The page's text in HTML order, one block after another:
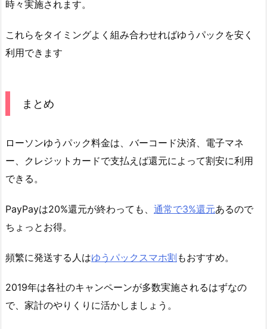
時々実施されます。
これらをタイミングよく組み合わせればゆうパックを安く
利用できます
まとめ
ローソンゆうパック料金は、バーコード決済、電子マネ
ー、クレジットカードで支払えば還元によって割安に利用
できる。
PayPayは20%還元が終わっても、 通常で3%還元あるので
ちょっとお得。
頻繁に発送する人はゆうパックスマホ割 もおすすめ。
2019年は各社のキャンペーンが多数実施されるはずなの
で、家計のやりくりに活かしましょう。